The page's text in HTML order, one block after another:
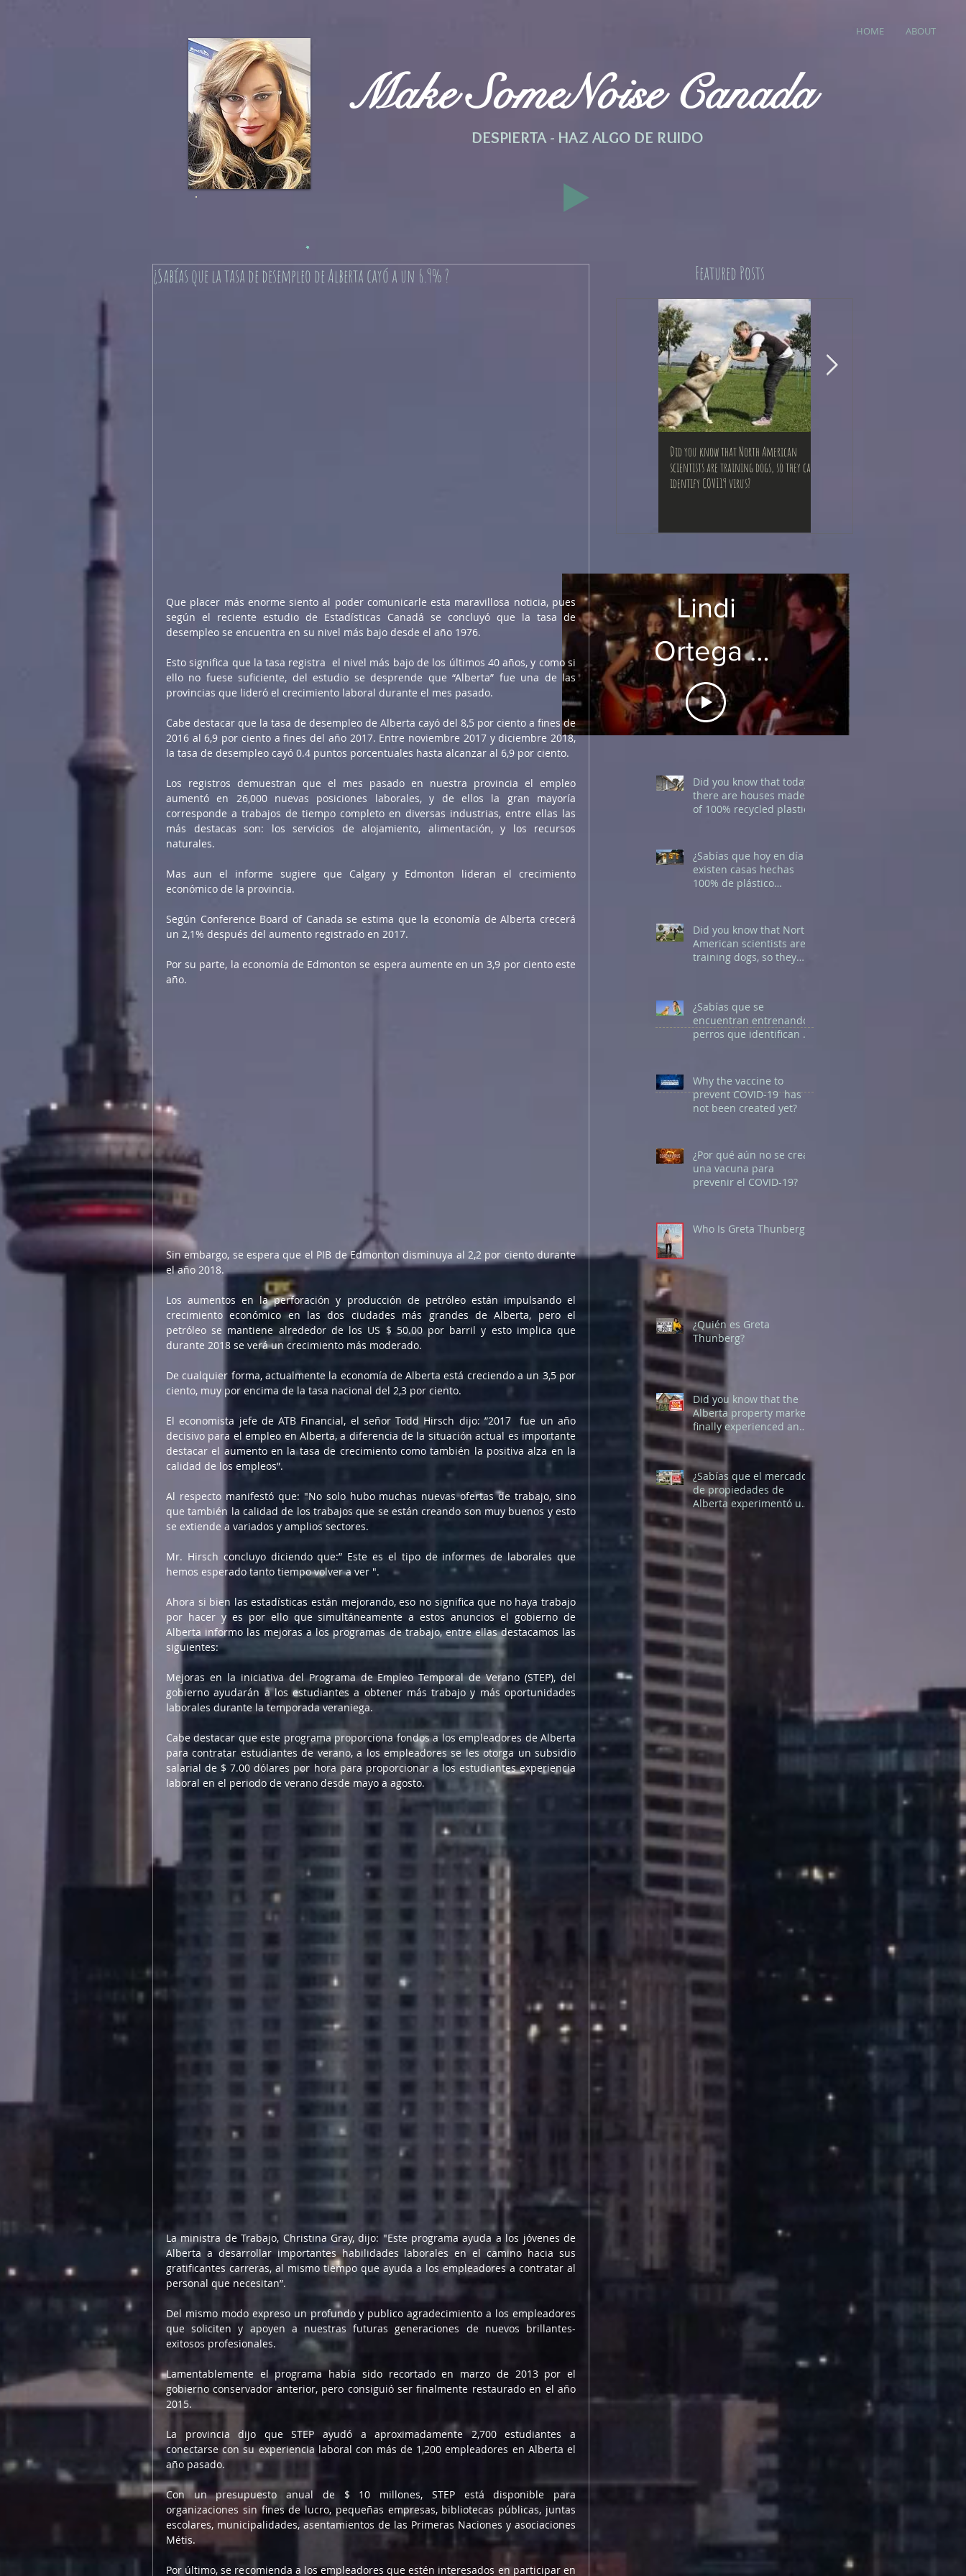
HOME ABOUT
Make SomeNoise Canada
DESPIERTA - HAZ ALGO DE RUIDO
Featured Posts
Did you know that North American
scientists are training dogs, so they can
identify COVI19 virus?
Did you know that today
there are houses made
of 100% recycled plastic?
¿Sabías que hoy en día
existen casas hechas
100% de plástico
Did you know that North
American scientists are
training dogs, so they
¿Sabías que se
encuentran entrenando
perros que identifican a
Why the vaccine to
prevent COVID-19 has
not been created yet?
¿Por qué aún no se crea
una vacuna para
prevenir el COVID-19?
Who Is Greta Thunberg?
¿Quién es Greta
Thunberg?
Did you know that the
Alberta property market
finally experienced an
improvement last
January?
¿Sabías que el mercado
de propiedades de
Alberta experimentó una
mejora en enero recién
pasado?
Lindi
Ortega -
Dakota
Sessions
(Full
Performance)
¿Sabías que la tasa de desempleo de Alberta cayó a un 6.9% ?
Que placer más enorme siento al poder comunicarle esta maravillosa noticia, pues
según el reciente estudio de Estadísticas Canadá se concluyó que la tasa de
desempleo se encuentra en su nivel más bajo desde el año 1976.
Esto significa que la tasa registra  el nivel más bajo de los últimos 40 años, y como si
ello no fuese suficiente, del estudio se desprende que “Alberta” fue una de las
provincias que lideró el crecimiento laboral durante el mes pasado.
Cabe destacar que la tasa de desempleo de Alberta cayó del 8,5 por ciento a fines de
2016 al 6,9 por ciento a fines del año 2017. Entre noviembre 2017 y diciembre 2018,
la tasa de desempleo cayó 0.4 puntos porcentuales hasta alcanzar al 6,9 por ciento.
Los registros demuestran que el mes pasado en nuestra provincia el empleo
aumentó en 26,000 nuevas posiciones laborales, y de ellos la gran mayoría
corresponde a trabajos de tiempo completo en diversas industrias, entre ellas las
más destacas son: los servicios de alojamiento, alimentación, y los recursos
naturales.
Mas aun el informe sugiere que Calgary y Edmonton lideran el crecimiento
económico de la provincia.
Según Conference Board of Canada se estima que la economía de Alberta crecerá
un 2,1% después del aumento registrado en 2017.
Por su parte, la economía de Edmonton se espera aumente en un 3,9 por ciento este
año.
Sin embargo, se espera que el PIB de Edmonton disminuya al 2,2 por ciento durante
el año 2018.
Los aumentos en la perforación y producción de petróleo están impulsando el
crecimiento económico en las dos ciudades más grandes de Alberta, pero el
petróleo se mantiene alrededor de los US $ 50.00 por barril y esto implica que
durante 2018 se verá un crecimiento más moderado.
De cualquier forma, actualmente la economía de Alberta está creciendo a un 3,5 por
ciento, muy por encima de la tasa nacional del 2,3 por ciento.
El economista jefe de ATB Financial, el señor Todd Hirsch dijo: ”2017  fue un año
decisivo para el empleo en Alberta, a diferencia de la situación actual es importante
destacar el aumento en la tasa de crecimiento como también la positiva alza en la
calidad de los empleos”.
Al respecto manifestó que: "No solo hubo muchas nuevas ofertas de trabajo, sino
que también la calidad de los trabajos que se están creando son muy buenos y esto
se extiende a variados y amplios sectores.
Mr. Hirsch concluyo diciendo que:” Este es el tipo de informes de laborales que
hemos esperado tanto tiempo volver a ver ".
Ahora si bien las estadísticas están mejorando, eso no significa que no haya trabajo
por hacer y es por ello que simultáneamente a estos anuncios el gobierno de
Alberta informo las mejoras a los programas de trabajo, entre ellas destacamos las
siguientes:
Mejoras en la iniciativa del Programa de Empleo Temporal de Verano (STEP), del
gobierno ayudarán a los estudiantes a obtener más trabajo y más oportunidades
laborales durante la temporada veraniega.
Cabe destacar que este programa proporciona fondos a los empleadores de Alberta
para contratar estudiantes de verano, a los empleadores se les otorga un subsidio
salarial de $ 7.00 dólares por hora para proporcionar a los estudiantes experiencia
laboral en el periodo de verano desde mayo a agosto.
La ministra de Trabajo, Christina Gray, dijo: "Este programa ayuda a los jóvenes de
Alberta a desarrollar importantes habilidades laborales en el camino hacia sus
gratificantes carreras, al mismo tiempo que ayuda a los empleadores a contratar al
personal que necesitan”.
Del mismo modo expreso un profundo y publico agradecimiento a los empleadores
que soliciten y apoyen a nuestras futuras generaciones de nuevos brillantes-
exitosos profesionales.
Lamentablemente el programa había sido recortado en marzo de 2013 por el
gobierno conservador anterior, pero consiguió ser finalmente restaurado en el año
2015.
La provincia dijo que STEP ayudó a aproximadamente 2,700 estudiantes a
conectarse con su experiencia laboral con más de 1,200 empleadores en Alberta el
año pasado.
Con un presupuesto anual de $ 10 millones, STEP está disponible para
organizaciones sin fines de lucro, pequeñas empresas, bibliotecas públicas, juntas
escolares, municipalidades, asentamientos de las Primeras Naciones y asociaciones
Métis.
Por último, se recomienda a los empleadores que estén interesados ​​en participar en